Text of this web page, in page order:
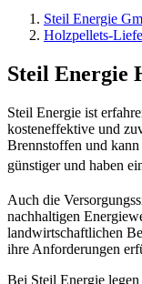
Steil Energie
Holzpellets-
Steil Energie
Steil Energie ist
kosteneffektive und
Brennstoffen und
günstiger und haben
Auch die
nachhaltigen
landwirtschaftlichen
ihre Anforderungen
Bei Steil Energie